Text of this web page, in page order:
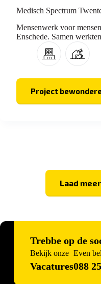
Medisch Spectrum
Mensenwerk voor
Enschede. Samen
nieuw ziekenhuis.
Project
Medisch
Laad
Trebbe op de
Bekijk onze
Vacatures
Even
088